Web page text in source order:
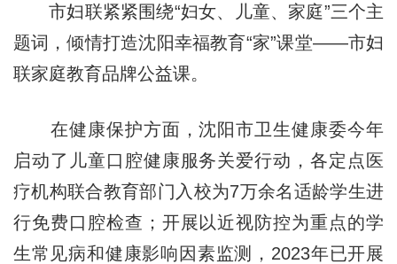
市妇联紧紧围绕“妇女、儿童、家庭”三个主
题词，倾情打造沈阳幸福教育“家”课堂——市妇
联家庭教育品牌公益课。
在健康保护方面，沈阳市卫生健康委今年
启动了儿童口腔健康服务关爱行动，各定点医
疗机构联合教育部门入校为7万余名适龄学生进
行免费口腔检查；开展以近视防控为重点的学
生常见病和健康影响因素监测，2023年已开展